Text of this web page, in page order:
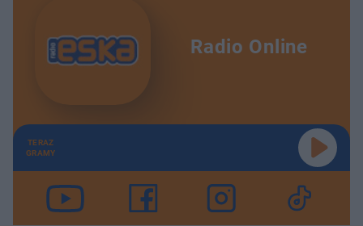
Radio Online
TERAZ
GRAMY